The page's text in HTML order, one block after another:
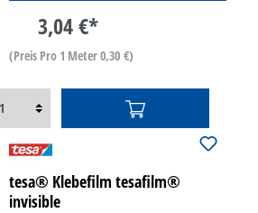
3,04 €*
(Preis Pro 1 Meter 0,30 €)
tesa® Klebefilm tesafilm®
invisible